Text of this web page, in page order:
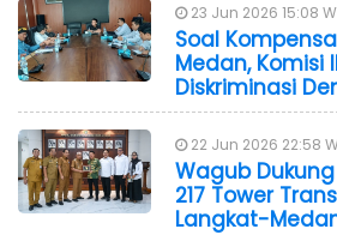
23 Jun 2026 15:08
Soal
Medan, Komisi
Diskriminasi
22 Jun 2026 22:58
Wagub
217 Tower
Langkat-